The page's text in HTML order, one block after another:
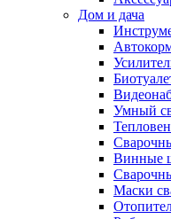
Дом и дача
Умный
Винные
Маски